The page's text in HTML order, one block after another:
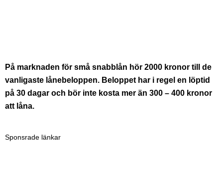
På marknaden för små snabblån hör 2000 kronor till de
vanligaste lånebeloppen. Beloppet har i regel en löptid
på 30 dagar och bör inte kosta mer än 300 – 400 kronor
att låna.
Sponsrade länkar